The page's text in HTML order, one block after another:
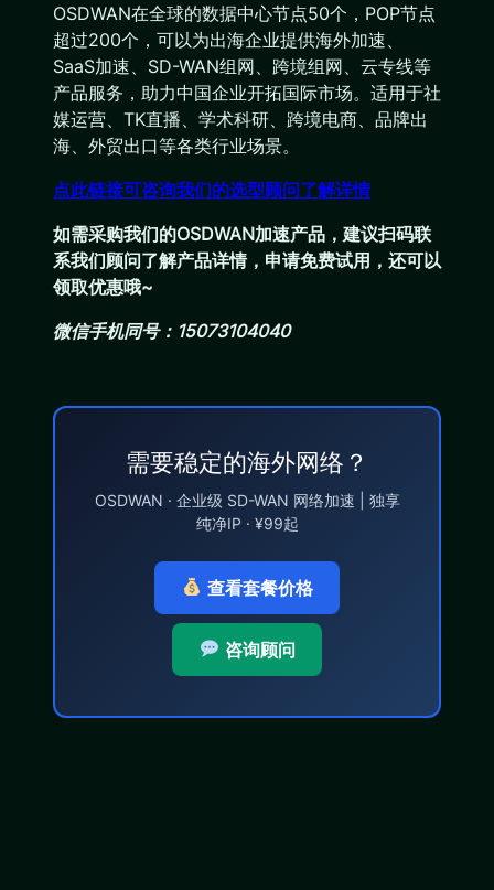
OSDWAN在全球的数据中心节点50个，POP节点
超过200个，可以为出海企业提供海外加速、
SaaS加速、SD-WAN组网、跨境组网、云专线等
产品服务，助力中国企业开拓国际市场。适用于社
媒运营、TK直播、学术科研、跨境电商、品牌出
海、外贸出口等各类行业场景。
点此链接可咨询我们的选型顾问了解详情
如需采购我们的OSDWAN加速产品，建议扫码联
系我们顾问了解产品详情，申请免费试用，还可以
领取优惠哦~
微信手机同号：15073104040
需要稳定的海外网络？
OSDWAN · 企业级 SD-WAN 网络加速 | 独享
纯净IP · ¥99起
查看套餐价格
咨询顾问